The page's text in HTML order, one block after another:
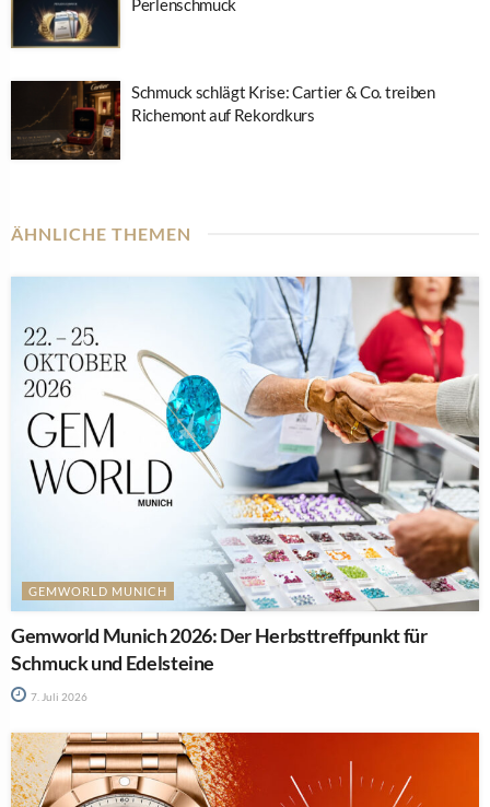
Perlenschmuck
Schmuck schlägt Krise: Cartier & Co. treiben
Richemont auf Rekordkurs
ÄHNLICHE THEMEN
GEMWORLD MUNICH
Gemworld Munich 2026: Der Herbsttreffpunkt für
Schmuck und Edelsteine
7. Juli 2026